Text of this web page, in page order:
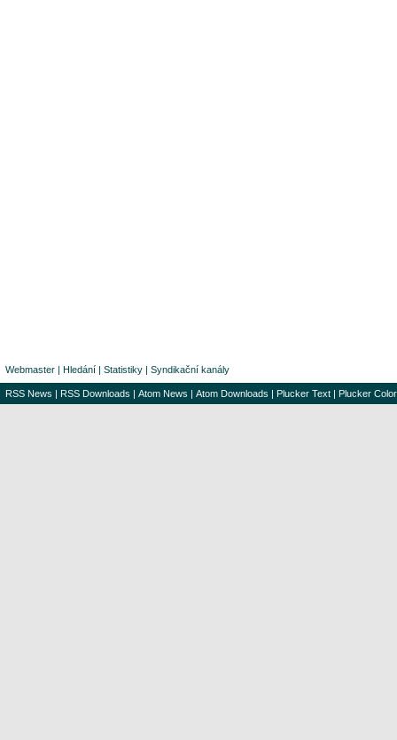
Webmaster | Hledání | Statistiky | Syndikační kanály
RSS News | RSS Downloads | Atom News | Atom Downloads | Plucker Text | Plucker Color